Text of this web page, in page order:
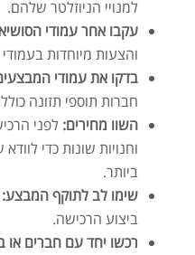
למנויי הניוזלטר שלהם.
עקבו אחר עמודי
והצעות מיוחדות
בדקו את עמודי
חברות תוספי תזונה
השוו מחירים: לפני
וחנויות שונות כדי
ביותר.
שימו לב לתוקף המבצע:
ביצוע הרכישה.
רכשו יחד עם חברים או